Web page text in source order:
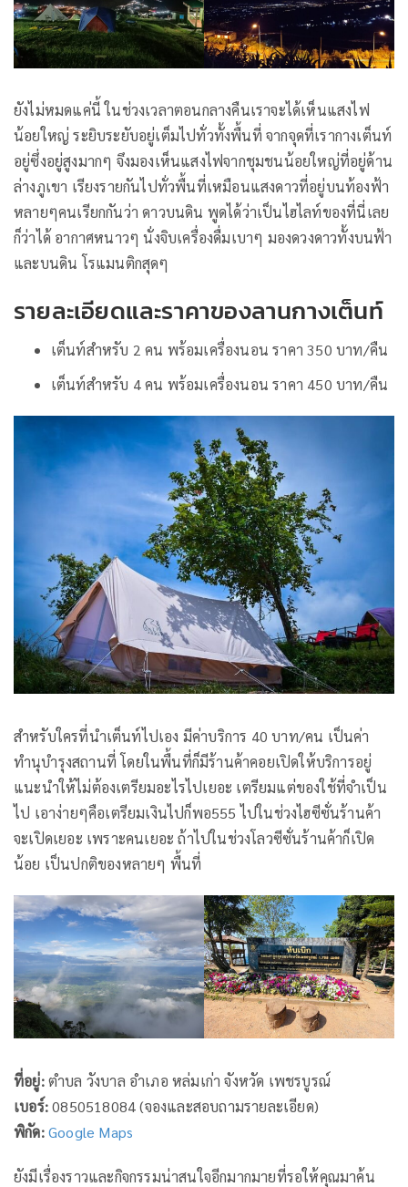
ยังไม่หมดแค่นี้ ในช่วงเวลาตอนกลางคืนเราจะได้เห็นแสงไฟ
น้อยใหญ่ ระยิบระยับอยู่เต็มไปทั่วทั้งพื้นที่ จากจุดที่เรากางเต็นท์
อยู่ซึ่งอยู่สูงมากๆ จึงมองเห็นแสงไฟจากชุมชนน้อยใหญ่ที่อยู่ด้าน
ล่างภูเขา เรียงรายกันไปทั่วพื้นที่เหมือนแสงดาวที่อยู่บนท้องฟ้า
หลายๆคนเรียกกันว่า ดาวบนดิน พูดได้ว่าเป็นไฮไลท์ของที่นี่เลย
ก็ว่าได้ อากาศหนาวๆ นั่งจิบเครื่องดื่มเบาๆ มองดวงดาวทั้งบนฟ้า
และบนดิน โรแมนติกสุดๆ
รายละเอียดและราคาของลานกางเต็นท์
เต็นท์สำหรับ 2 คน พร้อมเครื่องนอน ราคา 350 บาท/คืน
เต็นท์สำหรับ 4 คน พร้อมเครื่องนอน ราคา 450 บาท/คืน
สำหรับใครที่นำเต็นท์ไปเอง มีค่าบริการ 40 บาท/คน เป็นค่า
ทำนุบำรุงสถานที่ โดยในพื้นที่ก็มีร้านค้าคอยเปิดให้บริการอยู่
แนะนำให้ไม่ต้องเตรียมอะไรไปเยอะ เตรียมแต่ของใช้ที่จำเป็น
ไป เอาง่ายๆคือเตรียมเงินไปก็พอ555 ไปในช่วงไฮซีซั่นร้านค้า
จะเปิดเยอะ เพราะคนเยอะ ถ้าไปในช่วงโลวซีซั่นร้านค้าก็เปิด
น้อย เป็นปกติของหลายๆ พื้นที่
ที่อยู่:ตำบล วังบาล อำเภอ หล่มเก่า จังหวัด เพชรบูรณ์
เบอร์:0850518084 (จองและสอบถามรายละเอียด)
พิกัด: Google Maps
ยังมีเรื่องราวและกิจกรรมน่าสนใจอีกมากมายที่รอให้คุณมาค้น